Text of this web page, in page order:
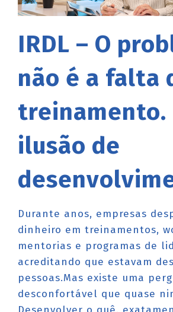
IRDL – O
não é a falta
treinamento.
ilusão de
Durante anos, empresas
dinheiro em treinamentos,
mentorias e programas de
acreditando que estavam
pessoas.Mas existe uma
desconfortável que quase